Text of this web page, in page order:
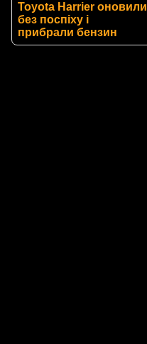
Toyota Harrier оновили
без поспіху і
прибрали бензин